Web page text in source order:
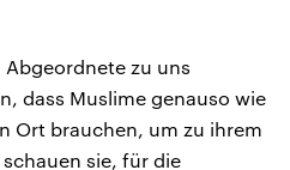
zu uns
dass Muslime genauso wie
Ort brauchen, um zu ihrem
sie, für die